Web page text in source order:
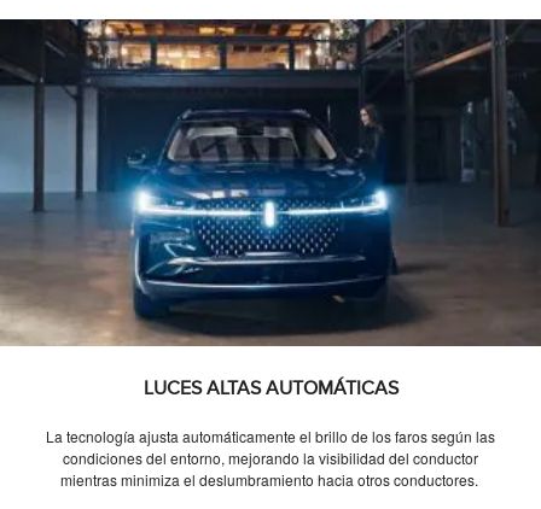
LUCES ALTAS AUTOMÁTICAS
La tecnología ajusta automáticamente el brillo de los faros según las
condiciones del entorno, mejorando la visibilidad del conductor
mientras minimiza el deslumbramiento hacia otros conductores.